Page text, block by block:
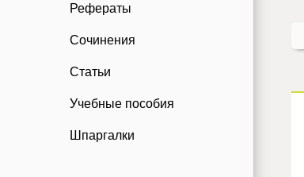
Рефераты
Сочинения
Статьи
Учебные пособия
Шпаргалки